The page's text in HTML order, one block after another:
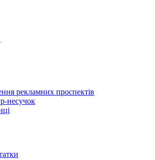
рекламних проспектів
несучок